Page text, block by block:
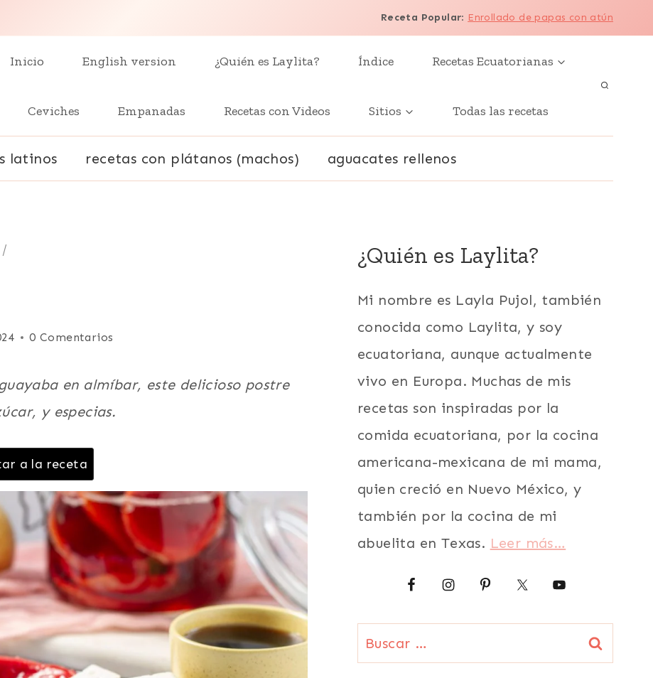
Receta Popular: Enrollado de papas con atún
Inicio English version ¿Quién es Laylita? Índice Recetas Ecuatorianas
Ceviches Empanadas Recetas con Videos Sitios Todas las recetas
latinos recetas con plátanos (machos) aguacates rellenos
/
0 Comentarios
en almíbar, este delicioso postre
y especias.
a la receta
¿Quién es Laylita?
Mi nombre es Layla Pujol, también
conocida como Laylita, y soy
ecuatoriana, aunque actualmente
vivo en Europa. Muchas de mis
recetas son inspiradas por la
comida ecuatoriana, por la cocina
americana-mexicana de mi mama,
quien creció en Nuevo México, y
también por la cocina de mi
abuelita en Texas. Leer más…
Buscar: